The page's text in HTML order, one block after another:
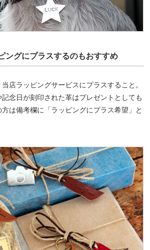
ングにプラスするのもおすすめ
店ラッピングサービスにプラスすること。
念日が刻印された革はプレゼントとしても
は備考欄に「ラッピングにプラス希望」と